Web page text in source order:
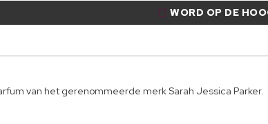
WORD OP DE
van het gerenommeerde merk Sarah Jessica Parker.